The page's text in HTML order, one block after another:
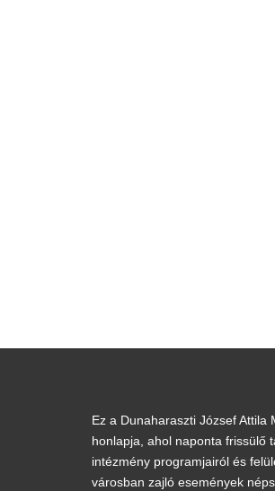
Ez a Dunaharaszti József Attila
honlapja, ahol naponta frissülő
intézmény programjairól és
városban zajló események